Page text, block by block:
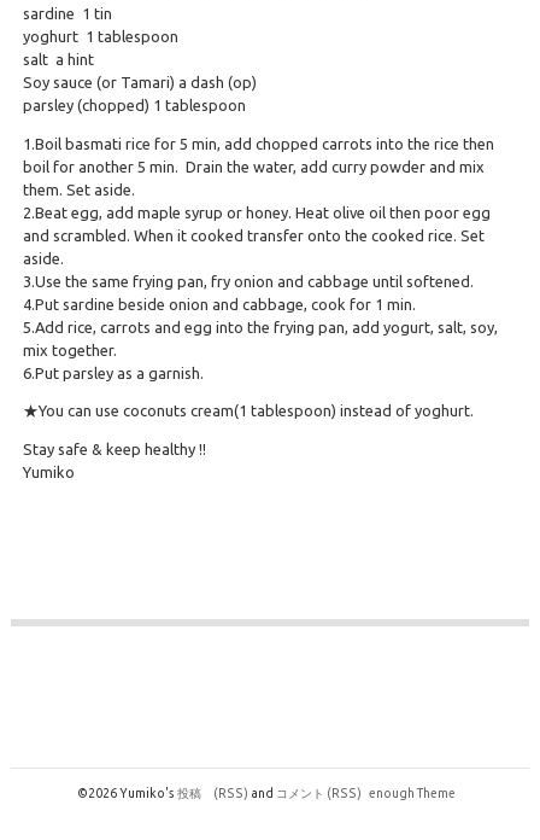
sardine 1 tin
yoghurt 1 tablespoon
salt a hint
Soy sauce (or Tamari) a dash (op)
parsley (chopped) 1 tablespoon
1.Boil basmati rice for 5 min, add chopped carrots into the rice then
boil for another 5 min. Drain the water, add curry powder and mix
them. Set aside.
2.Beat egg, add maple syrup or honey. Heat olive oil then poor egg
and scrambled. When it cooked transfer onto the cooked rice. Set
aside.
3.Use the same frying pan, fry onion and cabbage until softened.
4.Put sardine beside onion and cabbage, cook for 1 min.
5.Add rice, carrots and egg into the frying pan, add yogurt, salt, soy,
mix together.
6.Put parsley as a garnish.
★You can use coconuts cream(1 tablespoon) instead of yoghurt.
Stay safe & keep healthy !!
Yumiko
©2026 Yumiko's 投稿 (RSS) and コメント (RSS) enough Theme